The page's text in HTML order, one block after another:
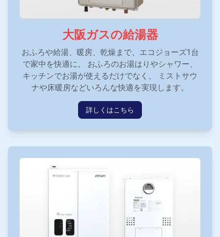
大阪ガスの給湯器
おふろや給湯、暖房、乾燥まで、エコジョーズ1台
で家中を快適に。 おふろのお湯はりやシャワー、
キッチンでお湯が使えるだけでなく、 ミストサウ
ナや床暖房などいろんな快適を実現します。
詳しくはこちら